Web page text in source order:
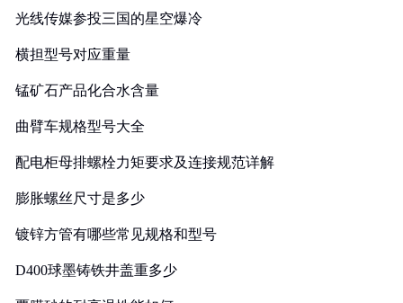
光线传媒参投三国的星空爆冷
横担型号对应重量
锰矿石产品化合水含量
曲臂车规格型号大全
配电柜母排螺栓力矩要求及连接规范详解
膨胀螺丝尺寸是多少
镀锌方管有哪些常见规格和型号
D400球墨铸铁井盖重多少